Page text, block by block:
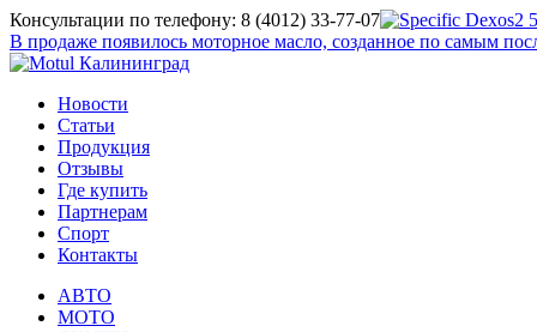
Консультации по телефону: 8 (4012) 33-77-07
В продаже появилось моторное масло, созданное по самым
Новости
Статьи
Продукция
Отзывы
Где купить
Партнерам
Спорт
Контакты
АВТО
МОТО